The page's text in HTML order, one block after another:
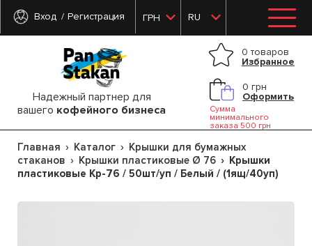
Вход Регистрация ГРН RU
Надежный партнер для
вашего кофейного бизнеса
0 товаров
Избранное
0 грн
Оформить
Сумма
минимального
заказа 500 грн
Главная Каталог
Крышки для бумажных
стаканов
Крышки пластиковые Ø 76
Крышки
пластиковые Кр-76 / 50шт/уп / Белый / (1ящ/40уп)